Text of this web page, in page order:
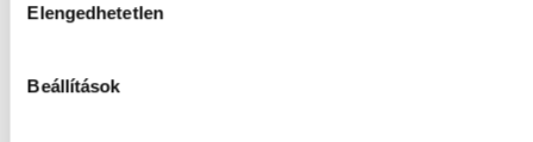
Elengedhetetlen
Beállítások